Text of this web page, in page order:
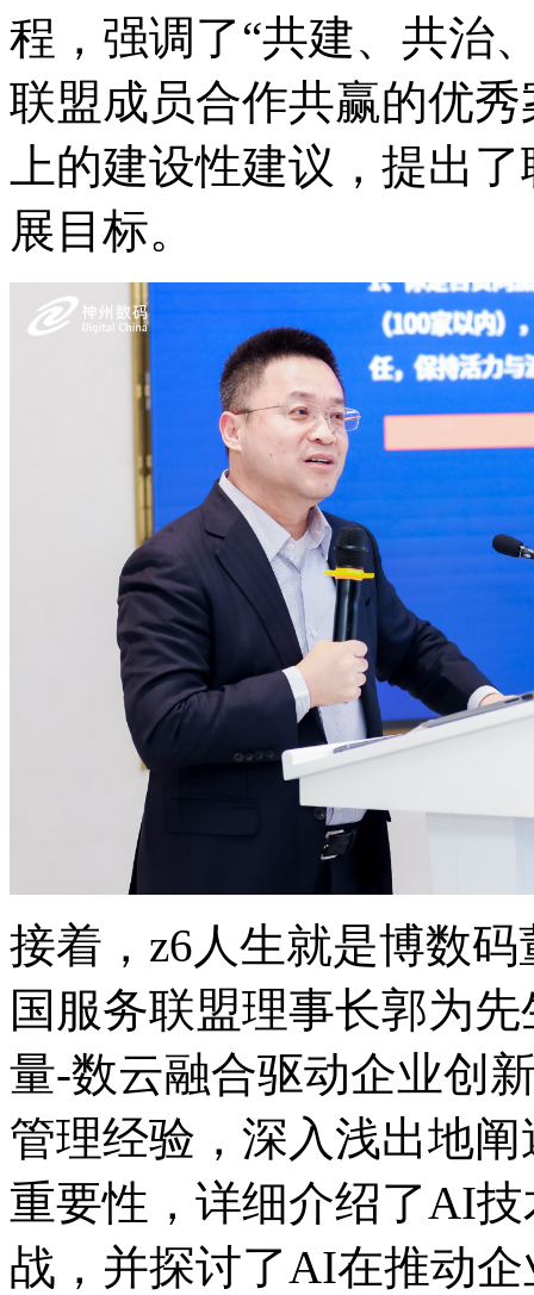
程，强调了“共建、共治
联盟成员合作共赢的优秀
上的建设性建议，提
展目标。
接着，z6人生就是博数
国服务联盟理事长郭为
量-数云融合驱动企业创
管理经验，深入浅出
重要性，详细介绍了
战，并探讨了AI在推